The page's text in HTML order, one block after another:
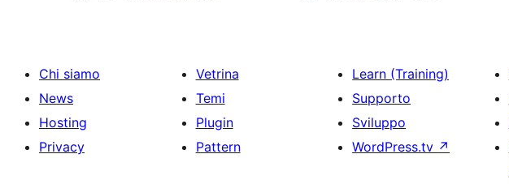
Chi siamo
News
Hosting
Privacy
Vetrina
Temi
Plugin
Pattern
Learn (Training)
Supporto
Sviluppo
WordPress.tv ↗